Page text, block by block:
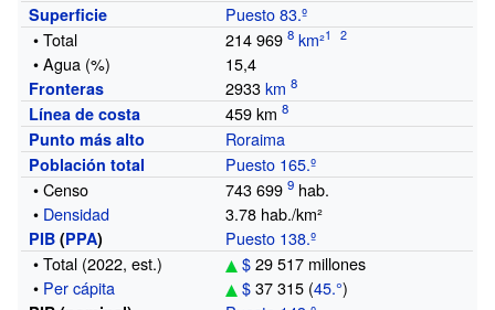
Superficie
Puesto 83.º
•Total 214 969 km²1 2
•Agua (%) 15,4
Fronteras 2933 km
Línea de costa 459 km
Punto más alto Roraima
Población total
Puesto 165.º
•Censo 743 699
hab.
• Densidad 3.78 hab./km²
PIB (PPA)
Puesto 138.º
•Total (2022, est.) $29 517 millones
• Per cápita $37 315 (45.°)